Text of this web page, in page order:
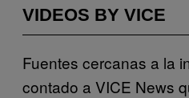
VIDEOS BY VICE
Fuentes cercanas a la
contado a VICE News